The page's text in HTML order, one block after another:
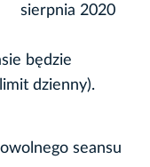
sierpnia 2020
będzie
dzienny).
seansu